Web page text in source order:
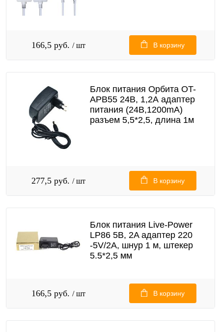
166,5 руб. / шт В корзину
Блок питания Орбита OT-
APB55 24В, 1,2А адаптер
питания (24В,1200mA)
разъем 5,5*2,5, длина 1м
277,5 руб. / шт В корзину
Блок питания Live-Power
LP86 5В, 2A адаптер 220
-5V/2A, шнур 1 м, штекер
5.5*2,5 мм
166,5 руб. / шт В корзину